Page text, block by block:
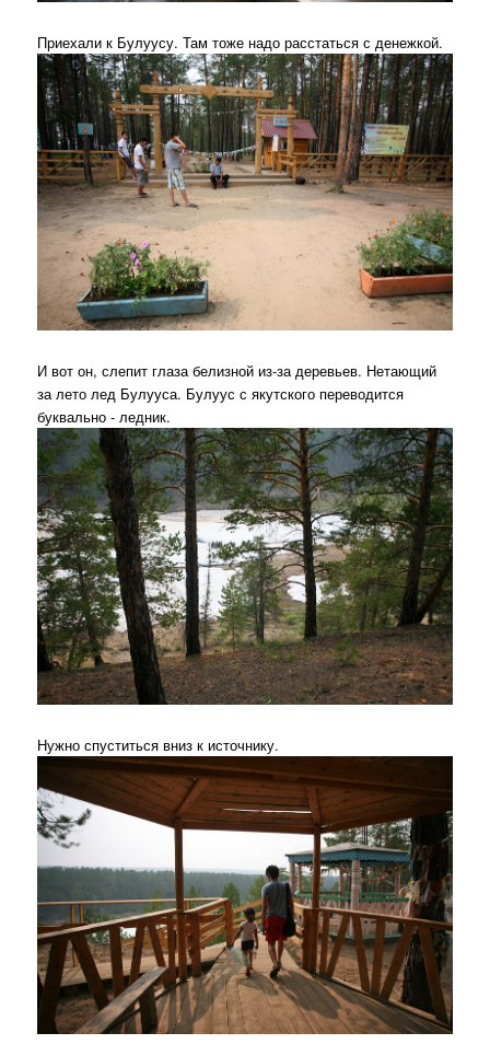
Приехали к Булуусу. Там тоже надо расстаться с денежкой.
И вот он, слепит глаза белизной из-за деревьев. Нетающий
за лето лед Булууса. Булуус с якутского переводится
буквально - ледник.
Нужно спуститься вниз к источнику.